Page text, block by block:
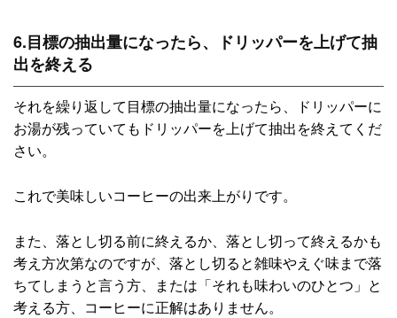
6.目標の抽出量になったら、ドリッパーを上げて抽
出を終える
それを繰り返して目標の抽出量になったら、ドリッパーに
お湯が残っていてもドリッパーを上げて抽出を終えてくだ
さい。
これで美味しいコーヒーの出来上がりです。
また、落とし切る前に終えるか、落とし切って終えるかも
考え方次第なのですが、落とし切ると雑味やえぐ味まで落
ちてしまうと言う方、または「それも味わいのひとつ」と
考える方、コーヒーに正解はありません。